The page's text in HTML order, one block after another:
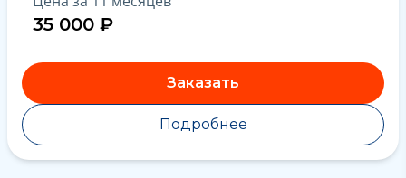
35 000 ₽
Заказать
Подробнее